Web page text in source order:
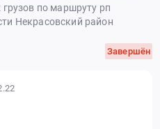
по маршруту рп
Некрасовский район
Завершён